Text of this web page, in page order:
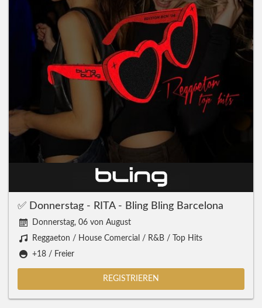
✅ Donnerstag - RITA - Bling Bling Barcelona
Donnerstag, 06 von August
Reggaeton / House Comercial / R&B / Top Hits
+18 / Freier
REGISTRIEREN